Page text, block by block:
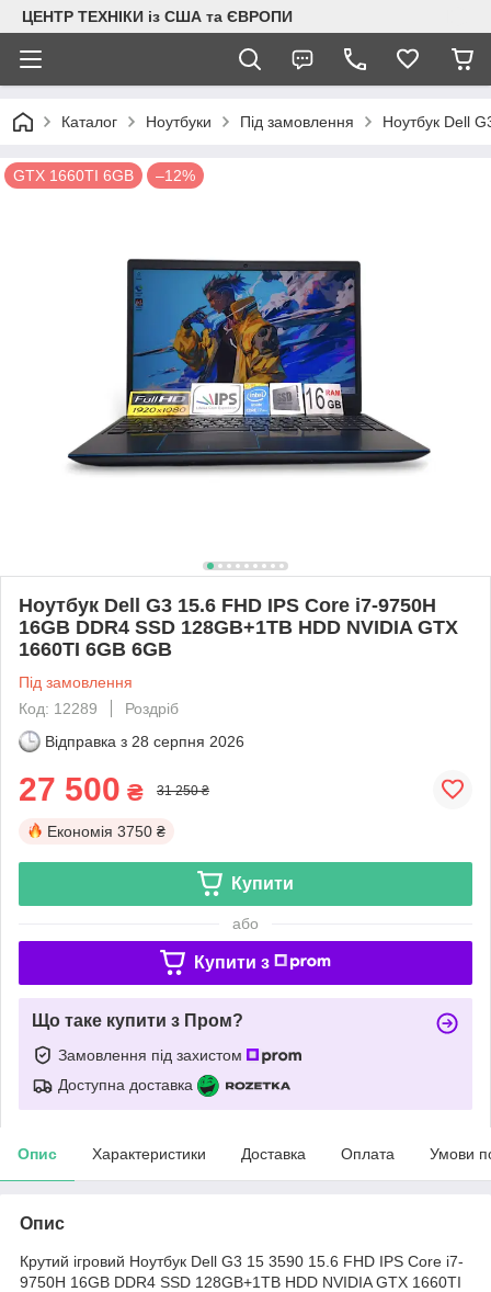
ЦЕНТР ТЕХНІКИ із США та ЄВРОПИ
Каталог Ноутбуки Під замовлення Ноутбук Dell
GTX 1660TI 6GB –12%
Ноутбук Dell G3 15.6 FHD IPS Core i7-9750H
16GB DDR4 SSD 128GB+1TB HDD NVIDIA GTX
1660TI 6GB 6GB
Під замовлення
Код: 12289
Роздріб
Відправка з 28 серпня 2026
27 500 ₴ 31 250 ₴
Економія 3750 ₴
Купити
або
Купити з
Що таке купити з Пром?
Замовлення під захистом
Доступна доставка
Опис Характеристики Доставка Оплата Умови
Опис
Крутий ігровий Ноутбук Dell G3 15 3590 15.6 FHD IPS Core i7-
9750H 16GB DDR4 SSD 128GB+1TB HDD NVIDIA GTX 1660TI